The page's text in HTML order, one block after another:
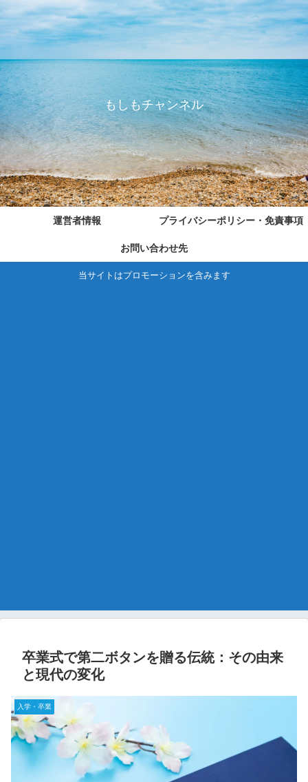
もしもチャンネル
運営者情報 プライバシーポリシー・免責事項
お問い合わせ先
当サイトはプロモーションを含みます
卒業式で第二ボタンを贈る伝統：その由来
と現代の変化
入学・卒業